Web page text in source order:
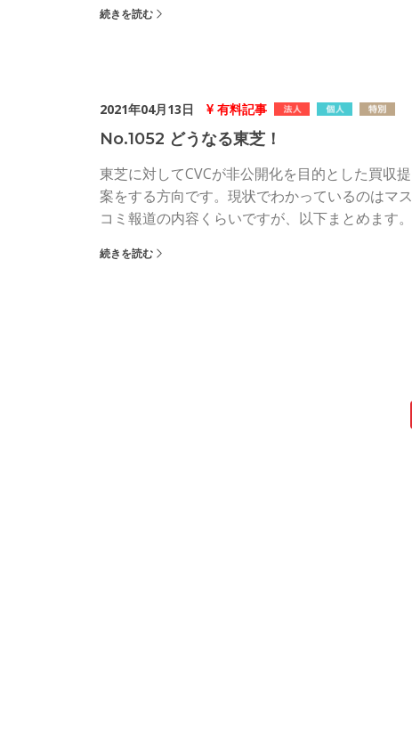
続きを読む
2021年04月13日 有料記事
No.1052 どうなる東芝！
東芝に対してCVCが非公開化を目的とした買収提
案をする方向です。現状でわかっているのはマス
コミ報道の内容くらいですが、以下まとめます。
続きを読む